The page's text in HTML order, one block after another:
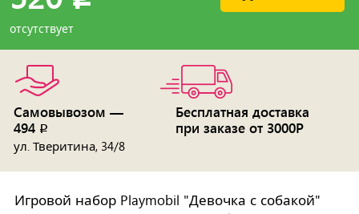
отсутствует
Самовывозом —
494 p
ул. Тверитина, 34/8
Бесплатная доставка
при заказе от 3000Р
Игровой набор Playmobil "Девочка с собакой"